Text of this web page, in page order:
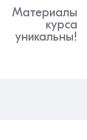
Материалы
курса
уникальны!